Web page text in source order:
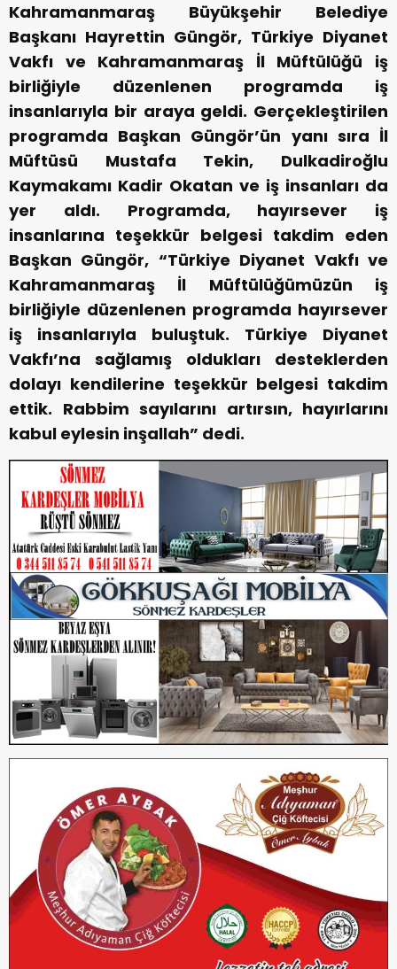
Kahramanmaraş Büyükşehir Belediye
Başkanı Hayrettin Güngör, Türkiye Diyanet
Vakfı ve Kahramanmaraş İl Müftülüğü iş
birliğiyle düzenlenen programda iş
insanlarıyla bir araya geldi. Gerçekleştirilen
programda Başkan Güngör’ün yanı sıra İl
Müftüsü Mustafa Tekin, Dulkadiroğlu
Kaymakamı Kadir Okatan ve iş insanları da
yer aldı. Programda, hayırsever iş
insanlarına teşekkür belgesi takdim eden
Başkan Güngör, “Türkiye Diyanet Vakfı ve
Kahramanmaraş İl Müftülüğümüzün iş
birliğiyle düzenlenen programda hayırsever
iş insanlarıyla buluştuk. Türkiye Diyanet
Vakfı’na sağlamış oldukları desteklerden
dolayı kendilerine teşekkür belgesi takdim
ettik. Rabbim sayılarını artırsın, hayırlarını
kabul eylesin inşallah” dedi.